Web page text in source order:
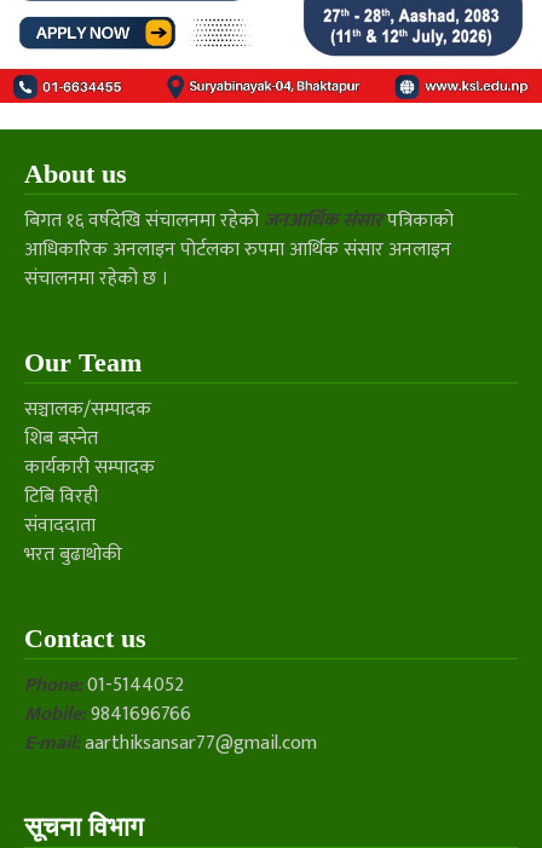
About us
बिगत १६ वर्षदेखि संचालनमा रहेकोजनआर्थिक संसारपत्रिकाको
आधिकारिक अनलाइन पोर्टलका रुपमा आर्थिक संसार अनलाइन
संचालनमा रहेको छ ।
Our Team
सञ्चालक/सम्पादक
शिब बस्नेत
कार्यकारी सम्पादक
टिबि विरही
संवाददाता
भरत बुढाथोकी
Contact us
Phone:01-5144052
Mobile:9841696766
E-mail:aarthiksansar77@gmail.com
सूचना विभाग